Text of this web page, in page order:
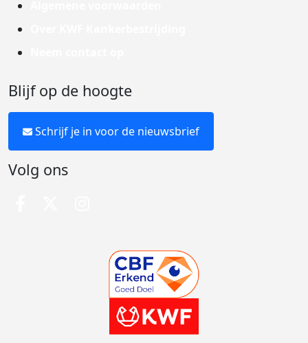
Blijf op de hoogte
Schrijf je in voor de nieuwsbrief
Volg ons